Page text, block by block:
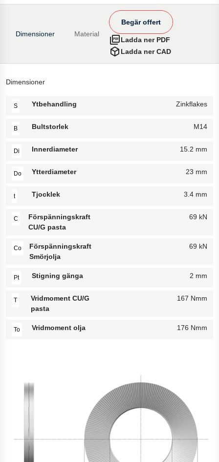
Dimensioner Material
Ladda ner CAD
Ladda ner PDF
Begär offert
Dimensioner
S Ytbehandling Zinkflakes
B Bultstorlek M14
Di Innerdiameter 15.2 mm
Do Ytterdiameter 23 mm
t Tjocklek 3.4 mm
C
Förspänningskraft
CU/G pasta
69 kN
Co
Förspänningskraft
Smörjolja
69 kN
Pt Stigning gänga 2 mm
T
Vridmoment CU/G
pasta
167 Nmm
To Vridmoment olja 176 Nmm